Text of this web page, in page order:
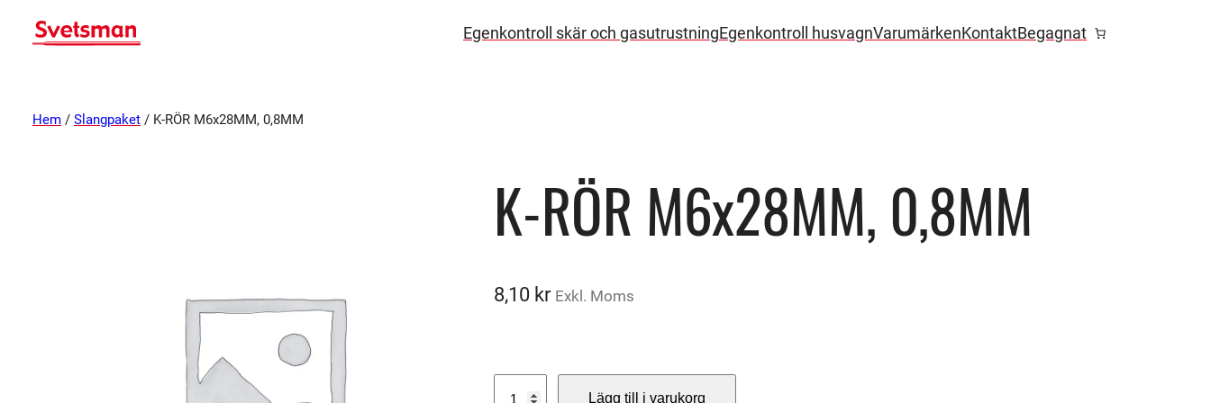
Egenkontroll skär och gasutrustningEgenkontroll husvagnVarumärkenKontaktBegagnat
Hem / Slangpaket / K-RÖR M6x28MM, 0,8MM
K-RÖR M6x28MM, 0,8MM
8,10 kr Exkl. Moms
Lägg till i varukorg